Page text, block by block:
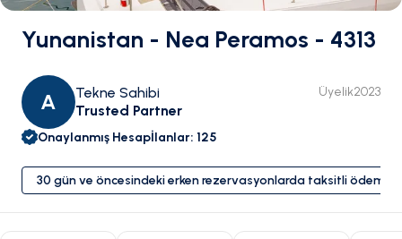
Yunanistan - Nea Peramos - 4313
A
Tekne Sahibi
Trusted Partner
Üyelik2023
Onaylanmış Hesapİlanlar: 125
30 gün ve öncesindeki erken rezervasyonlarda taksitli ödeme